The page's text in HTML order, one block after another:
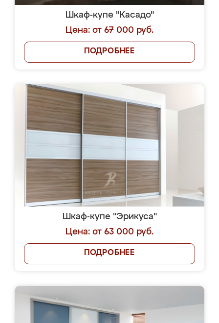
Шкаф-купе "Касадо"
Цена: от 67 000 руб.
ПОДРОБНЕЕ
Шкаф-купе "Эрикуса"
Цена: от 63 000 руб.
ПОДРОБНЕЕ